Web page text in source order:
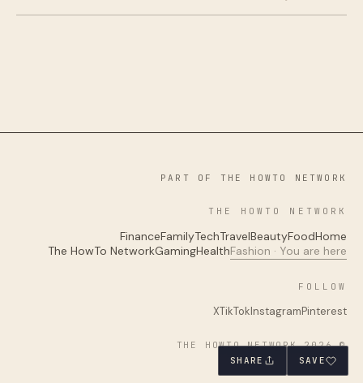
PART OF THE HOWTO NETWORK
THE HOWTO NETWORK
Home
Food
Beauty
Travel
Tech
Family
Finance
Fashion · You are here
Health
Gaming
The HowTo Network
FOLLOW
Pinterest
Instagram
TikTok
X
© 2026 THE HOWTO NETWORK
SAVE
SHARE